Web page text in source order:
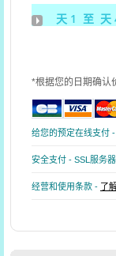
天 1 至 天
*根据您的日期确认
给您的预定在线支付 -
安全支付 - SSL服务
经营和使用条款 - 了